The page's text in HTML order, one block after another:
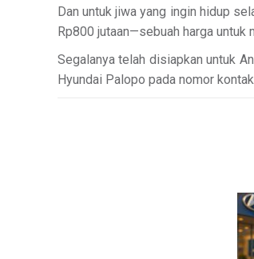
Dan untuk jiwa yang ingin hidup
Rp800 jutaan—sebuah harga untuk
Segalanya telah disiapkan untuk
Hyundai Palopo pada nomor